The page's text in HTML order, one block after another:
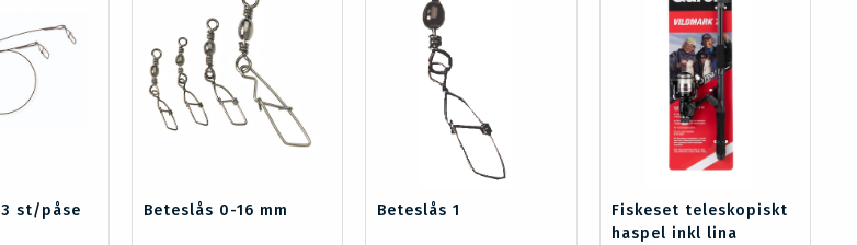
3 st/påse Beteslås 0-16 mm Beteslås 1
Fiskeset teleskopiskt
haspel inkl lina